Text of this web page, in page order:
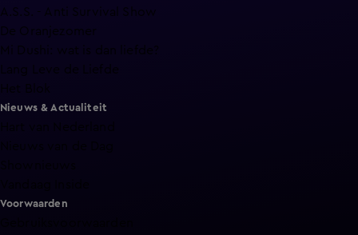
A.S.S. - Anti Survival Show
De Oranjezomer
Mi Dushi: wat is dan liefde?
Nieuws & Actualiteit
Voorwaarden